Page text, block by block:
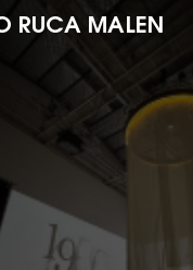
RUCA MALEN